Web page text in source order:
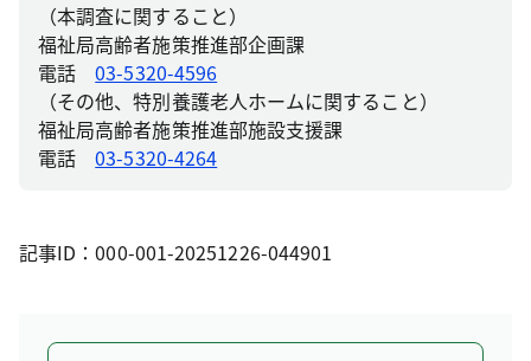
（本調査に関すること）
福祉局高齢者施策推進部企画課
電話03-5320-4596
（その他、特別養護老人ホームに関すること）
福祉局高齢者施策推進部施設支援課
電話03-5320-4264
記事ID：000-001-20251226-044901